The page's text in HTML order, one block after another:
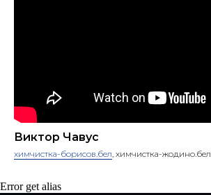
Виктор Чавус
химчистка-борисов.бел , химчистка-жодино.бел
Error get alias